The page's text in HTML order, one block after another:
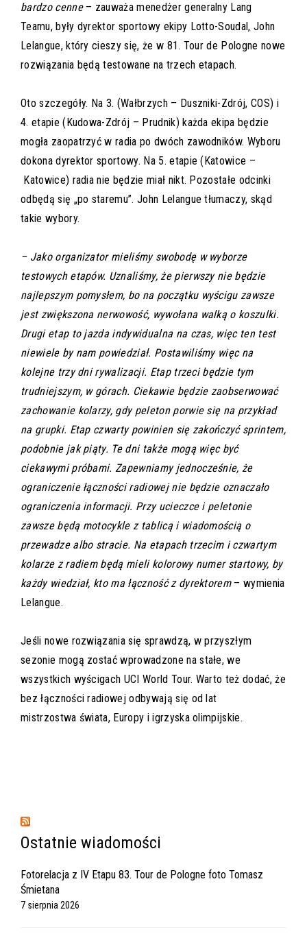
bardzo cenne– zauważa menedżer generalny Lang
Teamu, były dyrektor sportowy ekipy Lotto-Soudal, John
Lelangue, który cieszy się, że w 81. Tour de Pologne nowe
rozwiązania będą testowane na trzech etapach.
Oto szczegóły. Na 3. (Wałbrzych – Duszniki-Zdrój, COS) i
4. etapie (Kudowa-Zdrój – Prudnik) każda ekipa będzie
mogła zaopatrzyć w radia po dwóch zawodników. Wyboru
dokona dyrektor sportowy. Na 5. etapie (Katowice –
Katowice) radia nie będzie miał nikt. Pozostałe odcinki
odbędą się „po staremu”. John Lelangue tłumaczy, skąd
takie wybory.
– Jako organizator mieliśmy swobodę w wyborze
testowych etapów. Uznaliśmy, że pierwszy nie będzie
najlepszym pomysłem, bo na początku wyścigu zawsze
jest zwiększona nerwowość, wywołana walką o koszulki.
Drugi etap to jazda indywidualna na czas, więc ten test
niewiele by nam powiedział. Postawiliśmy więc na
kolejne trzy dni rywalizacji. Etap trzeci będzie tym
trudniejszym, w górach. Ciekawie będzie zaobserwować
zachowanie kolarzy, gdy peleton porwie się na przykład
na grupki. Etap czwarty powinien się zakończyć sprintem,
podobnie jak piąty. Te dni także mogą więc być
ciekawymi próbami. Zapewniamy jednocześnie, że
ograniczenie łączności radiowej nie będzie oznaczało
ograniczenia informacji. Przy ucieczce i peletonie
zawsze będą motocykle z tablicą i wiadomością o
przewadze albo stracie. Na etapach trzecim i czwartym
kolarze z radiem będą mieli kolorowy numer startowy, by
każdy wiedział, kto ma łączność z dyrektorem– wymienia
Lelangue.
Jeśli nowe rozwiązania się sprawdzą, w przyszłym
sezonie mogą zostać wprowadzone na stałe, we
wszystkich wyścigach UCI World Tour. Warto też dodać, że
bez łączności radiowej odbywają się od lat
mistrzostwa świata, Europy i igrzyska olimpijskie.
Ostatnie wiadomości
Fotorelacja z IV Etapu 83. Tour de Pologne foto Tomasz
Śmietana
7 sierpnia 2026